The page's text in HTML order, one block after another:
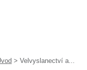
> Velvyslanectví a...